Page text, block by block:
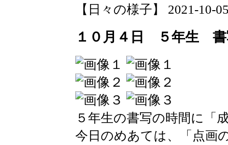
【日々の様子】 2021-10-
１０月４日 ５年生 書
５年生の書写の時間に「
今日のめあては、「点画